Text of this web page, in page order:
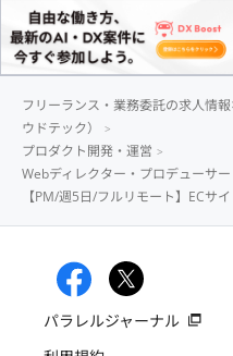
フリーランス・業務委託の求人情
ウドテック）
プロダクト開発・運営
Webディレクター・プロデューサ
【PM/週5日/フルリモート】ECサ
パラレルジャーナル